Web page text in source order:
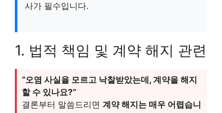
사가 필수입니다.
1. 법적 책임 및 계약 해지 관련
“오염 사실을 모르고 낙찰받았는데, 계약을 해지
할 수 있나요?”
결론부터 말씀드리면 계약 해지는 매우 어렵습니